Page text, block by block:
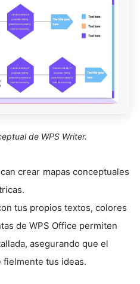
de WPS Writer.
crear mapas conceptuales
tus propios textos, colores
de WPS Office permiten
asegurando que el
fielmente tus ideas.